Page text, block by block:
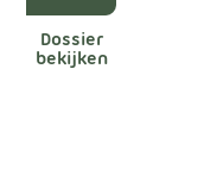
Dossier
bekijken